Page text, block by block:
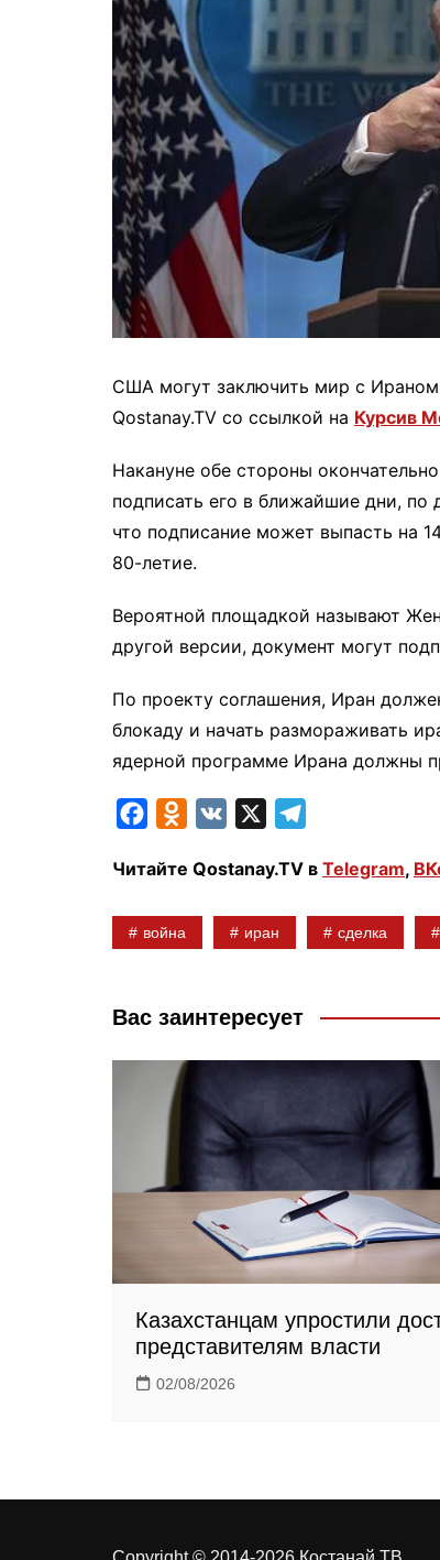
США могут заключить мир с
Qostanay.TV со ссылкой на Курсив
Накануне обе стороны
подписать его в ближайшие дни, по
что подписание может выпасть на
80-летие.
Вероятной площадкой называют
другой версии, документ могут
По проекту соглашения, Иран
блокаду и начать размораживать
ядерной программе Ирана должны
c
b
k
n
s
s
l
Читайте Qostanay.TV в Telegram,
война иран сделка
Вас заинтересует
Казахстанцам упростили
представителям власти
02/08/2026